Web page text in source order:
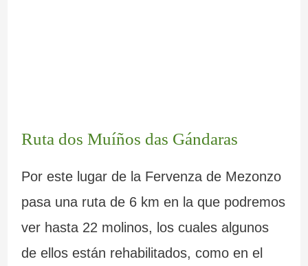
Ruta dos Muíños das Gándaras
Por este lugar de la Fervenza de Mezonzo
pasa una ruta de 6 km en la que podremos
ver hasta 22 molinos, los cuales algunos
de ellos están rehabilitados, como en el